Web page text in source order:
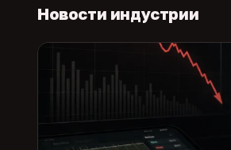
Новости индустрии